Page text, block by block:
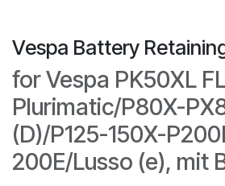
Vespa Battery
for Vespa PK50XL
Plurimatic/​P80X-
(D)/​P125-150X-
200E/​Lusso (e), mit